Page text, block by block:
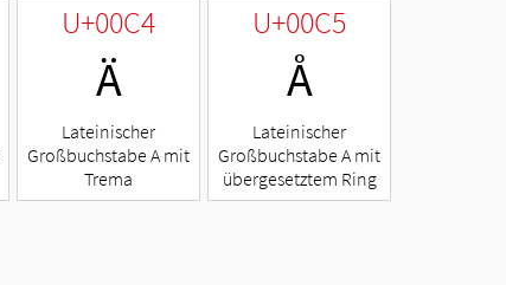
U+00C4
Ä
Lateinischer
Großbuchstabe A mit
Trema
U+00C5
Å
Lateinischer
Großbuchstabe A mit
übergesetztem Ring